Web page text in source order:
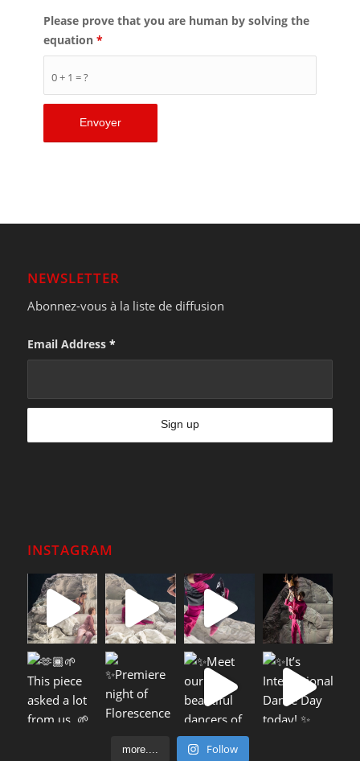
0 + 1 = ?
Please prove that you are human by solving the
equation *
NEWSLETTER
Abonnez-vous à la liste de diffusion
Email Address *
INSTAGRAM
more.... Follow